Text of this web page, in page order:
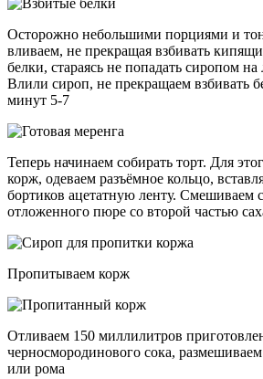
Осторожно небольшими порциями и
вливаем, не прекращая взбивать
белки, стараясь не попадать сиропом на
Влили сироп, не прекращаем взбивать
минут 5-7
Теперь начинаем собирать торт. Для
корж, одеваем разъёмное кольцо,
бортиков ацетатную ленту. Смешиваем
отложенного пюре со второй частью
Пропитываем корж
Отливаем 150 миллилитров
черносмородинового сока,
или рома